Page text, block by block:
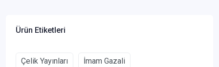
Ürün Etiketleri
Çelik Yayınları İmam Gazali